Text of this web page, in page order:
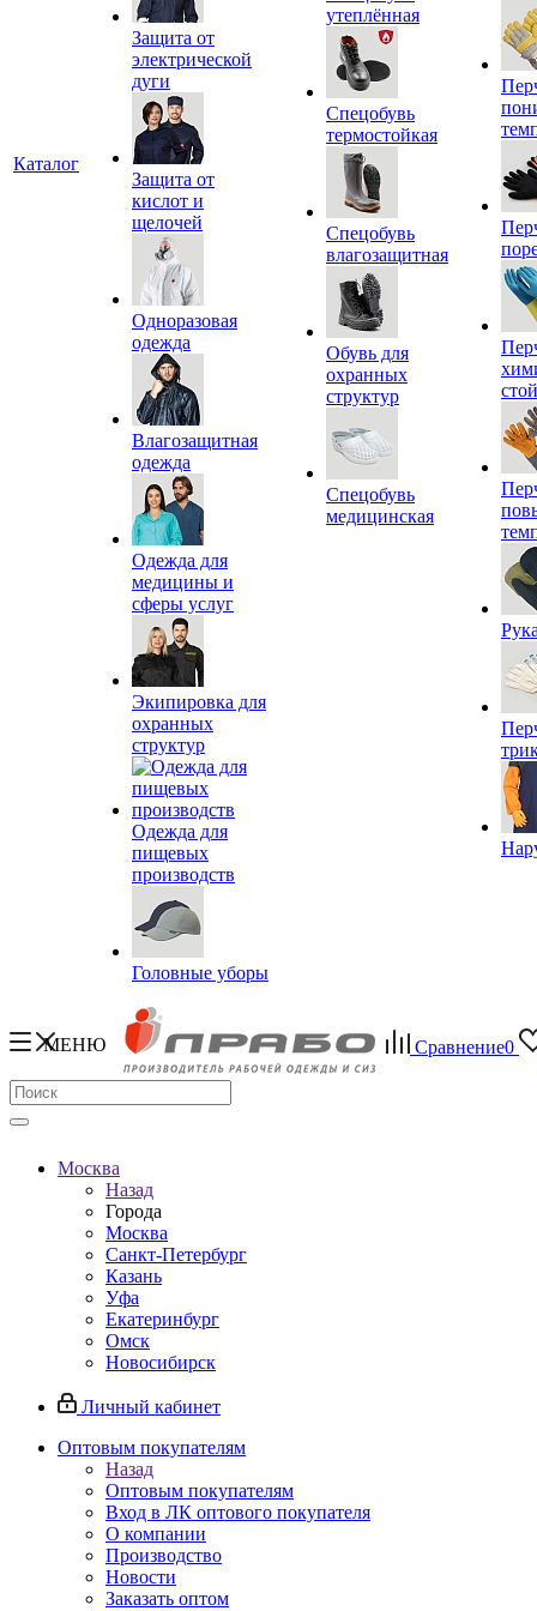
Каталог
Защита от
электрической
дуги
Защита от
кислот и
щелочей
Одноразовая
одежда
Влагозащитная
одежда
Одежда для
медицины и
сферы услуг
Экипировка для
охранных
структур
Одежда для
пищевых
производств
Головные уборы
утеплённая
Спецобувь
термостойкая
Спецобувь
влагозащитная
Обувь для
охранных
структур
Спецобувь
медицинская
МЕНЮ Сравнение0
Москва
Назад
Города
Москва
Санкт-Петербург
Казань
Уфа
Екатеринбург
Омск
Новосибирск
Личный кабинет
Оптовым покупателям
Назад
Оптовым покупателям
Вход в ЛК оптового покупателя
О компании
Производство
Новости
Заказать оптом